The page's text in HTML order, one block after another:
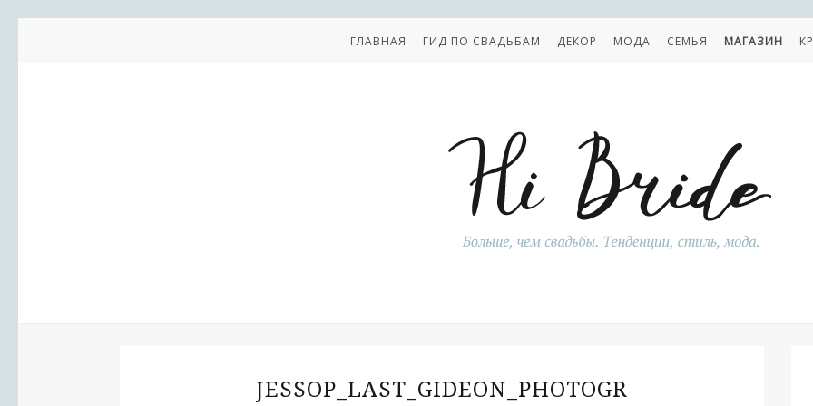
ГЛАВНАЯ ГИД ПО СВАДЬБАМ ДЕКОР МОДА СЕМЬЯ МАГАЗИН
JESSOP_LAST_GIDEON_PHOTOGR